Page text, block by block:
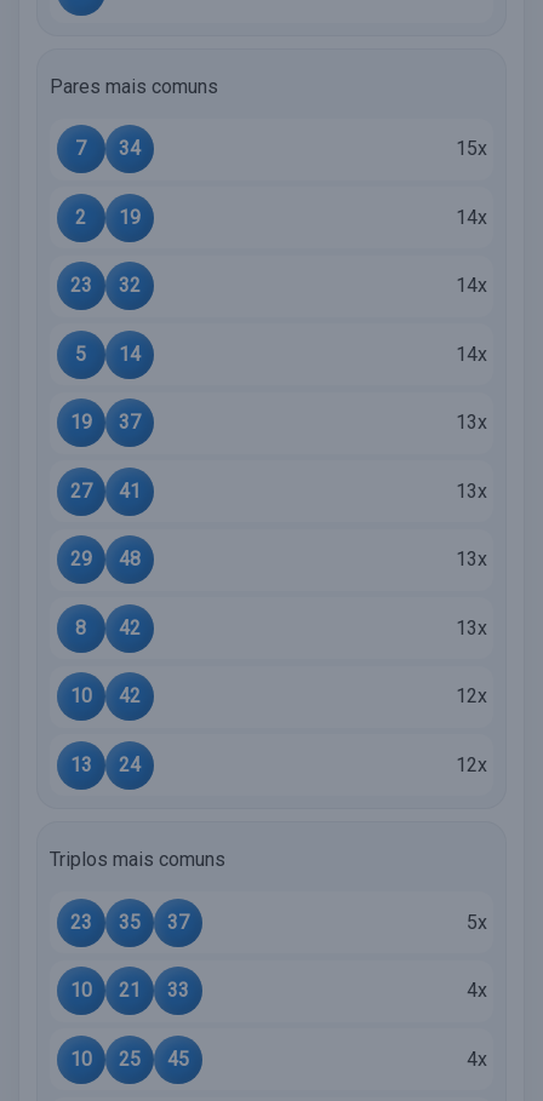
Pares mais comuns
7 34 15x
2 19 14x
23 32 14x
5 14 14x
19 37 13x
27 41 13x
29 48 13x
8 42 13x
10 42 12x
13 24 12x
Triplos mais comuns
23 35 37 5x
10 21 33 4x
10 25 45 4x